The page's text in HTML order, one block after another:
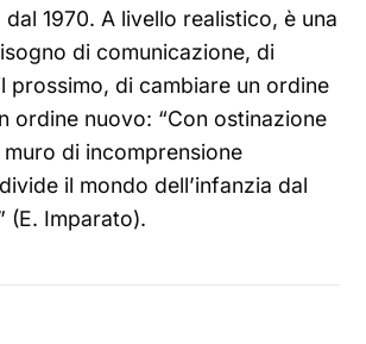
1970. A livello realistico, è una
di comunicazione, di
prossimo, di cambiare un ordine
ordine nuovo: “Con ostinazione
di incomprensione
il mondo dell’infanzia dal
(E. Imparato).